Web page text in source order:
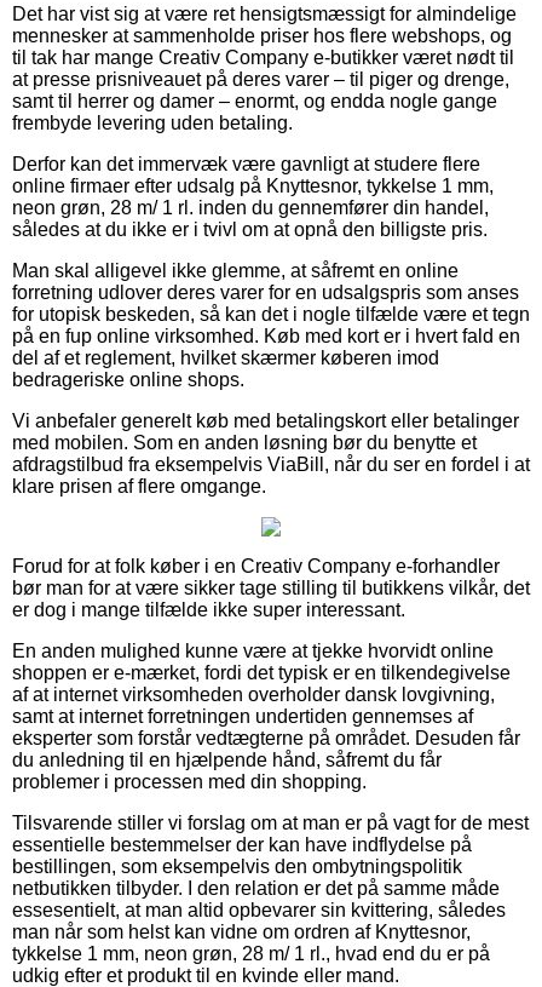
Det har vist sig at være ret hensigtsmæssigt for almindelige
mennesker at sammenholde priser hos flere webshops, og
til tak har mange Creativ Company e-butikker været nødt til
at presse prisniveauet på deres varer – til piger og drenge,
samt til herrer og damer – enormt, og endda nogle gange
frembyde levering uden betaling.
Derfor kan det immervæk være gavnligt at studere flere
online firmaer efter udsalg på Knyttesnor, tykkelse 1 mm,
neon grøn, 28 m/ 1 rl. inden du gennemfører din handel,
således at du ikke er i tvivl om at opnå den billigste pris.
Man skal alligevel ikke glemme, at såfremt en online
forretning udlover deres varer for en udsalgspris som anses
for utopisk beskeden, så kan det i nogle tilfælde være et tegn
på en fup online virksomhed. Køb med kort er i hvert fald en
del af et reglement, hvilket skærmer køberen imod
bedrageriske online shops.
Vi anbefaler generelt køb med betalingskort eller betalinger
med mobilen. Som en anden løsning bør du benytte et
afdragstilbud fra eksempelvis ViaBill, når du ser en fordel i at
klare prisen af flere omgange.
Forud for at folk køber i en Creativ Company e-forhandler
bør man for at være sikker tage stilling til butikkens vilkår, det
er dog i mange tilfælde ikke super interessant.
En anden mulighed kunne være at tjekke hvorvidt online
shoppen er e-mærket, fordi det typisk er en tilkendegivelse
af at internet virksomheden overholder dansk lovgivning,
samt at internet forretningen undertiden gennemses af
eksperter som forstår vedtægterne på området. Desuden får
du anledning til en hjælpende hånd, såfremt du får
problemer i processen med din shopping.
Tilsvarende stiller vi forslag om at man er på vagt for de mest
essentielle bestemmelser der kan have indflydelse på
bestillingen, som eksempelvis den ombytningspolitik
netbutikken tilbyder. I den relation er det på samme måde
essesentielt, at man altid opbevarer sin kvittering, således
man når som helst kan vidne om ordren af Knyttesnor,
tykkelse 1 mm, neon grøn, 28 m/ 1 rl., hvad end du er på
udkig efter et produkt til en kvinde eller mand.